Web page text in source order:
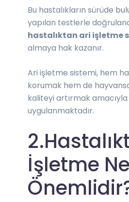
Bu hastalıkların sürüde
yapılan testlerle
hastalıktan ari işletme
almaya hak kazanır.
Ari işletme sistemi, hem
korumak hem de
kaliteyi artırmak amacıyla
uygulanmaktadır.
İşletme